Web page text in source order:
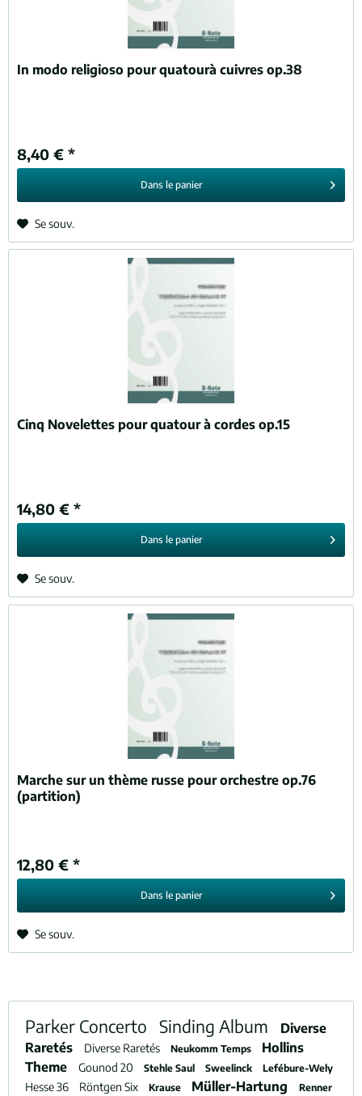
In modo religioso pour quatourà cuivres op.38
8,40 € *
Dans le panier
Se souv.
Cinq Novelettes pour quatour à cordes op.15
14,80 € *
Dans le panier
Se souv.
Marche sur un thème russe pour orchestre op.76
(partition)
12,80 € *
Dans le panier
Se souv.
Parker Concerto Sinding Album
Diverse
Raretés
Diverse Raretés Neukomm Temps
Hollins
Theme
Gounod 20 Stehle Saul Sweelinck Lefébure-Wely
Hesse 36 Röntgen Six Krause Müller-Hartung
Renner